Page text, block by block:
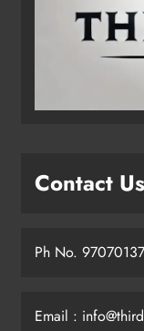
Contact Us
Ph No.
Email :